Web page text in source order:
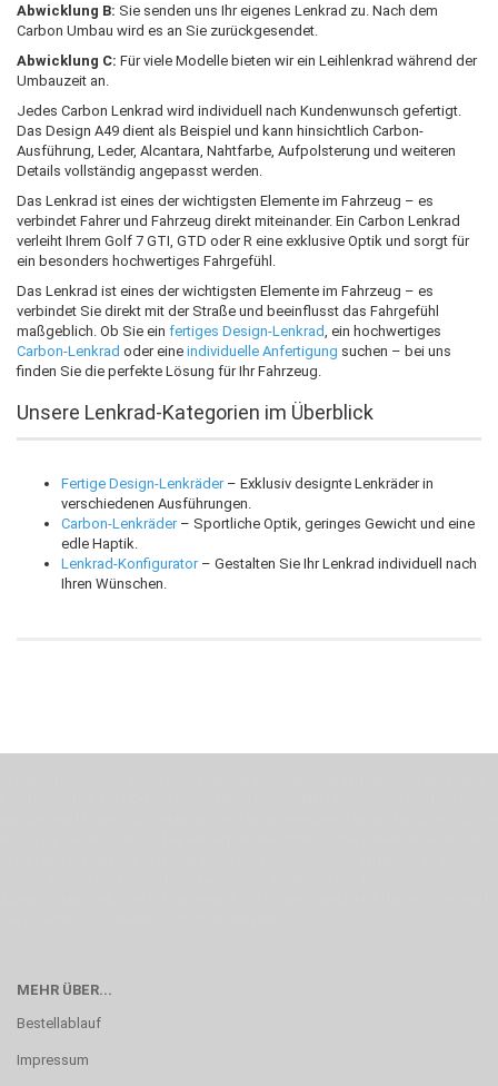
Abwicklung B: Sie senden uns Ihr eigenes Lenkrad zu. Nach dem
Carbon Umbau wird es an Sie zurückgesendet.
Abwicklung C: Für viele Modelle bieten wir ein Leihlenkrad während der
Umbauzeit an.
Jedes Carbon Lenkrad wird individuell nach Kundenwunsch gefertigt.
Das Design A49 dient als Beispiel und kann hinsichtlich Carbon-
Ausführung, Leder, Alcantara, Nahtfarbe, Aufpolsterung und weiteren
Details vollständig angepasst werden.
Das Lenkrad ist eines der wichtigsten Elemente im Fahrzeug – es
verbindet Fahrer und Fahrzeug direkt miteinander. Ein Carbon Lenkrad
verleiht Ihrem Golf 7 GTI, GTD oder R eine exklusive Optik und sorgt für
ein besonders hochwertiges Fahrgefühl.
Das Lenkrad ist eines der wichtigsten Elemente im Fahrzeug – es
verbindet Sie direkt mit der Straße und beeinflusst das Fahrgefühl
maßgeblich. Ob Sie ein fertiges Design-Lenkrad , ein hochwertiges
Carbon-Lenkrad oder eine individuelle Anfertigung suchen – bei uns
finden Sie die perfekte Lösung für Ihr Fahrzeug.
Unsere Lenkrad-Kategorien im Überblick
Fertige Design-Lenkräder– Exklusiv designte Lenkräder in
verschiedenen Ausführungen.
Carbon-Lenkräder– Sportliche Optik, geringes Gewicht und eine
edle Haptik.
Lenkrad-Konfigurator– Gestalten Sie Ihr Lenkrad individuell nach
Ihren Wünschen.
MEHR ÜBER...
Bestellablauf
Impressum